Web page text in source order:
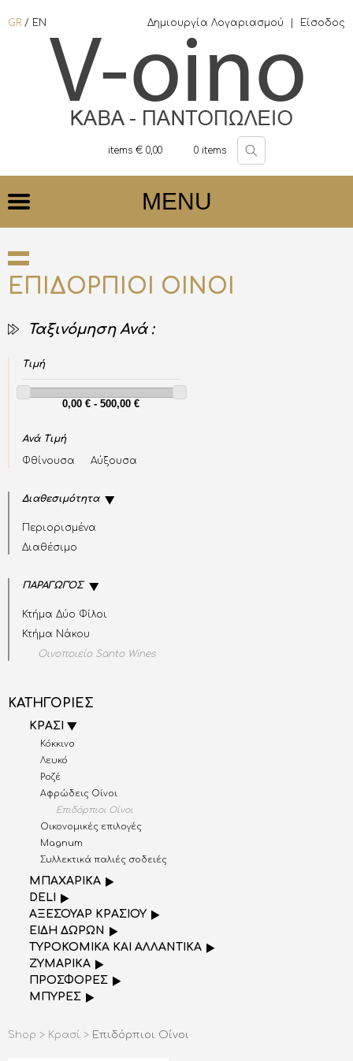
GR / EN Δημιουργία Λογαριασμού Είσοδος
items € 0,00 0 items
MENU
ΕΠΙΔΟΡΠΙΟΙ ΟΙΝΟΙ
Ταξινόμηση Ανά :
Τιμή
Ανά Τιμή
Φθίνουσα
Αύξουσα
Διαθεσιμότητα
Περιορισμένα
Διαθέσιμο
ΠΑΡΑΓΩΓΌΣ
Κτήμα Δύο Φίλοι
Κτήμα Νάκου
Οινοποιείο Santo Wines
ΚΑΤΗΓΟΡΙΕΣ
ΚΡΑΣΙ
Κόκκινο
Λευκό
Ροζέ
Αφρώδεις Οίνοι
Επιδόρπιοι Οίνοι
Οικονομικές επιλογές
Magnum
Συλλεκτικά παλιές σοδειές
ΜΠΑΧΑΡΙΚΑ
DELI
AΞΕΣΟΥΑΡ ΚΡΑΣΙΟΥ
ΕΙΔΗ ΔΩΡΩΝ
ΤΥΡΟΚΟΜΙΚΑ ΚΑΙ ΑΛΛΑΝΤΙΚΑ
ΖΥΜΑΡΙΚΑ
ΠΡΟΣΦΟΡΕΣ
ΜΠΥΡΕΣ
Shop > Κρασί > Επιδόρπιοι Οίνοι